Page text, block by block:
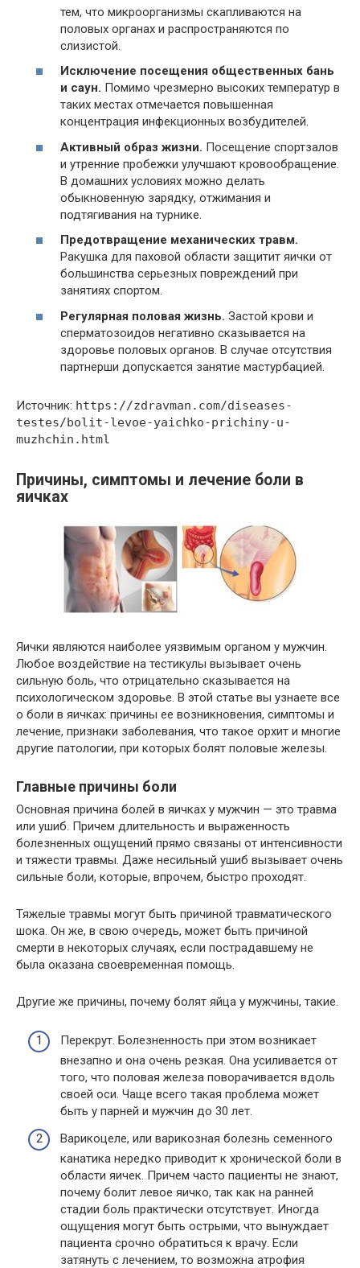
тем, что микроорганизмы скапливаются на
половых органах и распространяются по
слизистой.
Исключение посещения общественных бань
и саун. Помимо чрезмерно высоких температур в
таких местах отмечается повышенная
концентрация инфекционных возбудителей.
Активный образ жизни. Посещение спортзалов
и утренние пробежки улучшают кровообращение.
В домашних условиях можно делать
обыкновенную зарядку, отжимания и
подтягивания на турнике.
Предотвращение механических травм.
Ракушка для паховой области защитит яички от
большинства серьезных повреждений при
занятиях спортом.
Регулярная половая жизнь. Застой крови и
сперматозоидов негативно сказывается на
здоровье половых органов. В случае отсутствия
партнерши допускается занятие мастурбацией.
Источник: https://zdravman.com/diseases-
testes/bolit-levoe-yaichko-prichiny-u-
muzhchin.html
Причины, симптомы и лечение боли в
яичках
Яички являются наиболее уязвимым органом у мужчин.
Любое воздействие на тестикулы вызывает очень
сильную боль, что отрицательно сказывается на
психологическом здоровье. В этой статье вы узнаете все
о боли в яичках: причины ее возникновения, симптомы и
лечение, признаки заболевания, что такое орхит и многие
другие патологии, при которых болят половые железы.
Главные причины боли
Основная причина болей в яичках у мужчин — это травма
или ушиб. Причем длительность и выраженность
болезненных ощущений прямо связаны от интенсивности
и тяжести травмы. Даже несильный ушиб вызывает очень
сильные боли, которые, впрочем, быстро проходят.
Тяжелые травмы могут быть причиной травматического
шока. Он же, в свою очередь, может быть причиной
смерти в некоторых случаях, если пострадавшему не
была оказана своевременная помощь.
Другие же причины, почему болят яйца у мужчины, такие.
Перекрут. Болезненность при этом возникает
внезапно и она очень резкая. Она усиливается от
того, что половая железа поворачивается вдоль
своей оси. Чаще всего такая проблема может
быть у парней и мужчин до 30 лет.
Варикоцеле, или варикозная болезнь семенного
канатика нередко приводит к хронической боли в
области яичек. Причем часто пациенты не знают,
почему болит левое яичко, так как на ранней
стадии боль практически отсутствует. Иногда
ощущения могут быть острыми, что вынуждает
пациента срочно обратиться к врачу. Если
затянуть с лечением, то возможна атрофия